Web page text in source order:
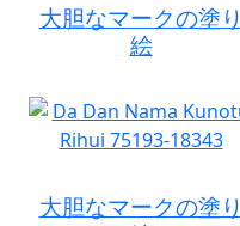
大胆なマークの塗り
絵
大胆なマークの塗り